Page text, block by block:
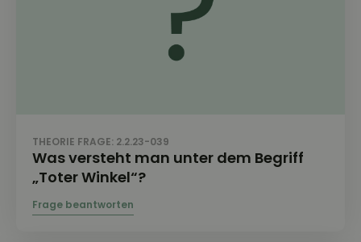
THEORIE FRAGE: 2.2.23-039
Was versteht man unter dem Begriff
„Toter Winkel“?